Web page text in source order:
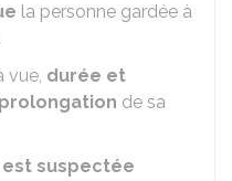
la personne gardée à
vue, durée et
de sa
suspectée